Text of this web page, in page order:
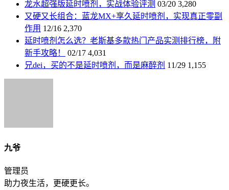
龙水超强版延时喷剂，实战体验评测 03/20 3,280
又硬又长组合：蓝龙MX+享久延时喷剂，实现真正零副
作用 12/16 2,370
延时喷剂怎么选？老斯基多款热门产品实测排行榜，附
新手攻略！
02/17 4,031
兄dei，买的不是延时喷剂，而是麻醉剂 11/29 1,155
九爷
管理员
助力夜生活，更硬更长。